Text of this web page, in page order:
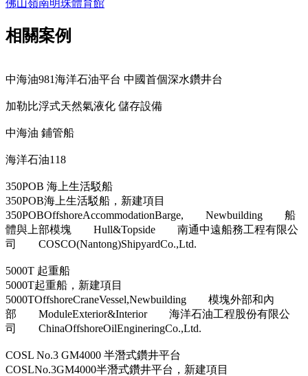
佛山嶺南明珠體育館
相關案例
中海油981海洋石油平台 中國首個深水鑽井台
加勒比浮式天然氣液化 儲存設備
中海油 鋪管船
海洋石油118
350POB 海上生活駁船
350POB海上生活駁船，新建項目
350POBOffshoreAccommodationBarge, Newbuilding 船
體與上部模塊 Hull&Topside 南通中遠船務工程有限公
司 COSCO(Nantong)ShipyardCo.,Ltd.
5000T 起重船
5000T起重船，新建項目
5000TOffshoreCraneVessel,Newbuilding 模塊外部和內
部 ModuleExterior&Interior 海洋石油工程股份有限公
司 ChinaOffshoreOilEngineringCo.,Ltd.
COSL No.3 GM4000 半潛式鑽井平台
COSLNo.3GM4000半潛式鑽井平台，新建項目